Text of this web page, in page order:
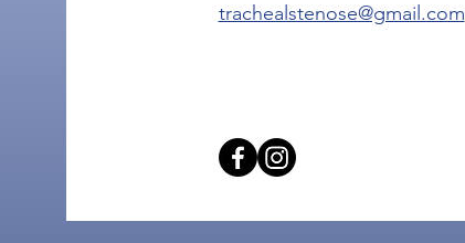
trachealstenose@gmail.com